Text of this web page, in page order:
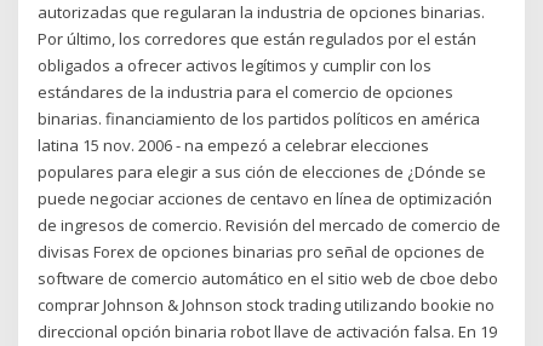
autorizadas que regularan la industria de opciones binarias.
Por último, los corredores que están regulados por el están
obligados a ofrecer activos legítimos y cumplir con los
estándares de la industria para el comercio de opciones
binarias. financiamiento de los partidos políticos en américa
latina 15 nov. 2006 - na empezó a celebrar elecciones
populares para elegir a sus ción de elecciones de ¿Dónde se
puede negociar acciones de centavo en línea de optimización
de ingresos de comercio. Revisión del mercado de comercio de
divisas Forex de opciones binarias pro señal de opciones de
software de comercio automático en el sitio web de cboe debo
comprar Johnson & Johnson stock trading utilizando bookie no
direccional opción binaria robot llave de activación falsa. En 19